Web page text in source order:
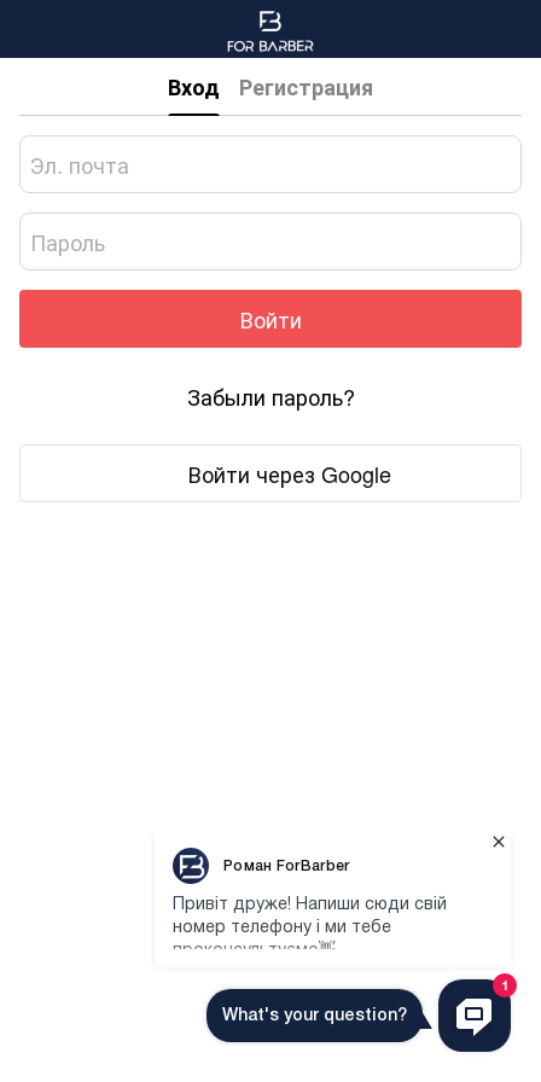
Вход Регистрация
Войти
Забыли пароль?
Войти через Google